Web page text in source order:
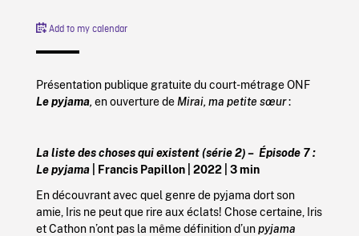
Add to my calendar
Présentation publique gratuitedu court-métrage ONF
Le pyjama, en ouverture deMirai, ma petite sœur:
La liste des choses qui existent (série 2) – Épisode7 :
Le pyjama| Francis Papillon | 2022 | 3 min
En découvrant avec quel genre de pyjama dort son
amie, Iris ne peut que rire aux éclats! Chose certaine, Iris
et Cathon n’ont pas la même définition d’unpyjama